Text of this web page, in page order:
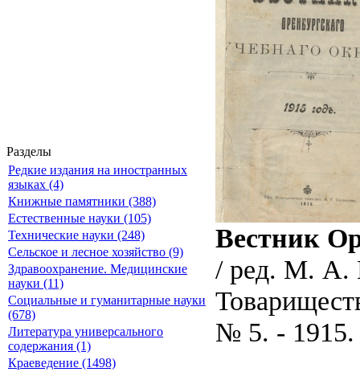
Разделы
Редкие издания на иностранных
языках (4)
Книжные памятники (388)
Естественные науки (105)
Технические науки (248)
Сельское и лесное хозяйство (9)
Здравоохранение. Медицинские
науки (11)
Социальные и гуманитарные науки
(678)
Литература универсального
содержания (1)
Краеведение (1498)
Вестник
/ ред. М. А.
№ 5. - 1915.